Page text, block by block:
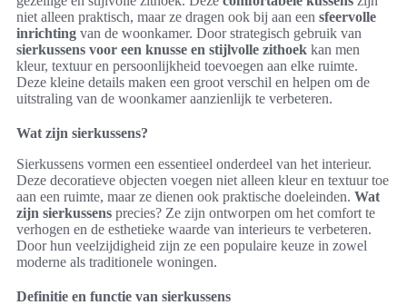
niet alleen praktisch, maar ze dragen ook bij aan een sfeervolle
inrichting van de woonkamer. Door strategisch gebruik van
sierkussens voor een knusse en stijlvolle zithoek kan men
kleur, textuur en persoonlijkheid toevoegen aan elke ruimte.
Deze kleine details maken een groot verschil en helpen om de
uitstraling van de woonkamer aanzienlijk te verbeteren.
Wat zijn sierkussens?
Sierkussens vormen een essentieel onderdeel van het interieur.
Deze decoratieve objecten voegen niet alleen kleur en textuur toe
aan een ruimte, maar ze dienen ook praktische doeleinden. Wat
zijn sierkussens precies? Ze zijn ontworpen om het comfort te
verhogen en de esthetieke waarde van interieurs te verbeteren.
Door hun veelzijdigheid zijn ze een populaire keuze in zowel
moderne als traditionele woningen.
Definitie en functie van sierkussens